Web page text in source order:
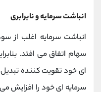
انباشت سرمایه و نابرابری
انباشت سرمایه اغلب از
سهام اتفاق می افتد.
ای خود تقویت کننده
سرمایه ای خود را افزایش